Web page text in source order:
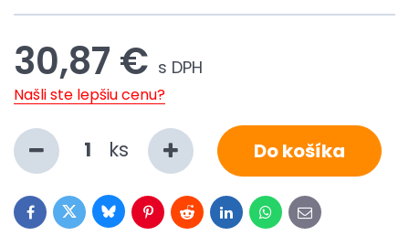
30,87 € s DPH
Našli ste lepšiu cenu?
ks Do košíka
FacebookTwitterBlueskyPinterestRedditLinkedInWhatsApp
E-
mail